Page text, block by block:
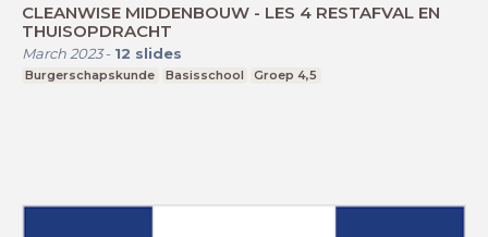
CLEANWISE MIDDENBOUW - LES 4 RESTAFVAL EN
THUISOPDRACHT
March 2023- 12 slides
Burgerschapskunde Basisschool Groep 4,5